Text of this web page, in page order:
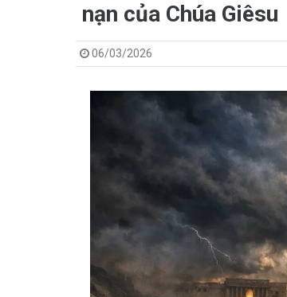
nạn của Chúa Giêsu
06/03/2026